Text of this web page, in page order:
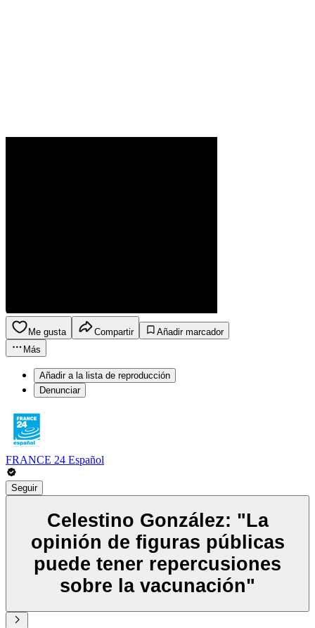
Me gusta Compartir
Añadir marcador
Más
Añadir a la lista de reproducción
Denunciar
FRANCE 24 Español
Seguir
Celestino González: "La
opinión de figuras públicas
puede tener repercusiones
sobre la vacunación"